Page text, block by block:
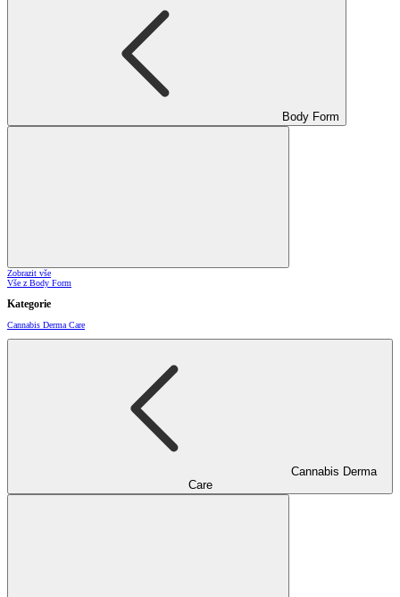
Body Form
Zobrazit vše
Vše z Body Form
Kategorie
Cannabis Derma Care
Cannabis Derma
Care